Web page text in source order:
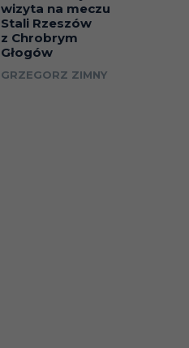
wizyta na meczu
Stali Rzeszów
z Chrobrym
Głogów
GRZEGORZ ZIMNY